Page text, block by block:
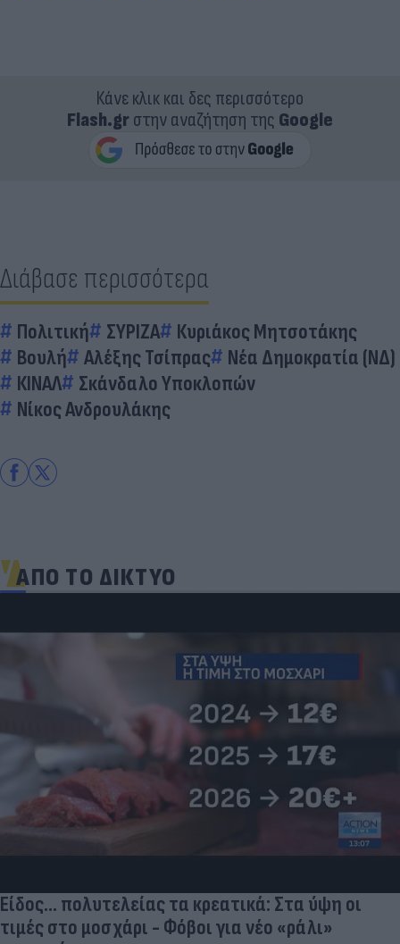
Κάνε κλικ και δες περισσότερο
Flash.grστην αναζήτηση της Google
Διάβασε περισσότερα
Πολιτική ΣΥΡΙΖΑ
Κυριάκος Μητσοτάκης
Βουλή
Αλέξης Τσίπρας
Νέα Δημοκρατία (ΝΔ)
ΚΙΝΑΛ
Σκάνδαλο Υποκλοπών
Νίκος Ανδρουλάκης
ΑΠΟ ΤΟ ΔΙΚΤΥΟ
Είδος... πολυτελείας τα κρεατικά: Στα ύψη οι
τιμές στο μοσχάρι - Φόβοι για νέο «ράλι»